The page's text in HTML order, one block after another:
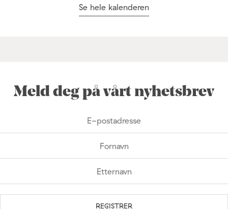
Se hele kalenderen
Meld deg på vårt nyhetsbrev